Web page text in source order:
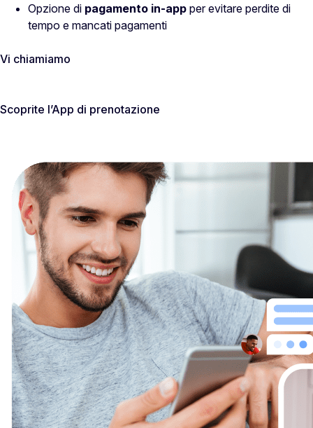
Opzione di pagamento in-app per evitare perdite di
tempo e mancati pagamenti
Vi chiamiamo
Scoprite l’App di prenotazione